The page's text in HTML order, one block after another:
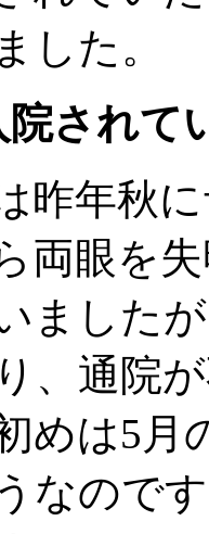
した。
されて
昨年秋
両眼を
ました
、通院
めは5月
なので